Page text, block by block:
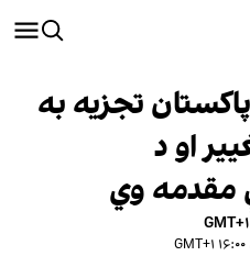
تجزيه به
او د
مقدمه وي